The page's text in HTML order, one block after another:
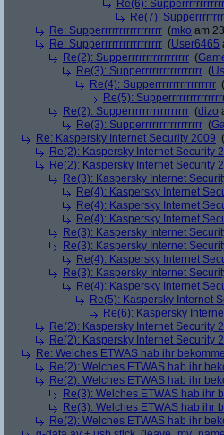
Re(6):
Re(7):
Re: Supperrrrrrrrrrrrrrrrr (mko am
Re: Supperrrrrrrrrrrrrrrrr (User6465
Re(2): Supperrrrrrrrrrrrrrrrr (
Re(3): Supperrrrrrrrrrrrrrrrr (
Re(4): Supperrrrrrrrrrrrrrrrr (
Re(5):
Re(2): Supperrrrrrrrrrrrrrrrr (dizo
Re(3): Supperrrrrrrrrrrrrrrrr (
Re: Kaspersky Internet Security 2009 (
Re(2): Kaspersky Internet Security
Re(2): Kaspersky Internet Security
Re(3): Kaspersky Internet
Re(4): Kaspersky Internet
Re(4): Kaspersky Internet
Re(4): Kaspersky Internet
Re(3): Kaspersky Internet
Re(3): Kaspersky Internet
Re(4): Kaspersky Internet
Re(3): Kaspersky Internet
Re(4): Kaspersky Internet
Re(5): Kaspersky Internet
Re(6): Kaspersky
Re(2): Kaspersky Internet Security
Re(2): Kaspersky Internet Security
Re: Welches ETWAS hab ihr
Re(2): Welches ETWAS hab ihr
Re(2): Welches ETWAS hab ihr
Re(3): Welches ETWAS hab ihr
Re(3): Welches ETWAS hab ihr
Re(2): Welches ETWAS hab ihr